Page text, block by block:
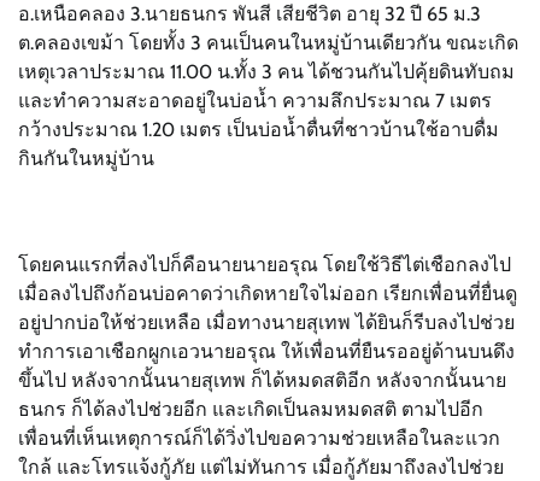
อ.เหนือคลอง 3.นายธนกร พันสี เสียชีวิต อายุ 32 ปี 65 ม.3
ต.คลองเขม้า โดยทั้ง 3 คนเป็นคนในหมู่บ้านเดียวกัน ขณะเกิด
เหตุเวลาประมาณ 11.00 น.ทั้ง 3 คน ได้ชวนกันไปคุ้ยดินทับถม
และทำความสะอาดอยู่ในบ่อน้ำ ความลึกประมาณ 7 เมตร
กว้างประมาณ 1.20 เมตร เป็นบ่อน้ำตื่นที่ชาวบ้านใช้อาบดื่ม
กินกันในหมู่บ้าน
โดยคนแรกที่ลงไปก็คือนายนายอรุณ โดยใช้วิธีไต่เชือกลงไป
เมื่อลงไปถึงก้อนบ่อคาดว่าเกิดหายใจไม่ออก เรียกเพื่อนที่ยื่นดู
อยู่ปากบ่อให้ช่วยเหลือ เมื่อทางนายสุเทพ ได้ยินก็รีบลงไปช่วย
ทำการเอาเชือกผูกเอวนายอรุณ ให้เพื่อนที่ยืนรออยู่ด้านบนดึง
ขึ้นไป หลังจากนั้นนายสุเทพ ก็ได้หมดสติอีก หลังจากนั้นนาย
ธนกร ก็ได้ลงไปช่วยอีก และเกิดเป็นลมหมดสติ ตามไปอีก
เพื่อนที่เห็นเหตุการณ์ก็ได้วิ่งไปขอความช่วยเหลือในละแวก
ใกล้ และโทรแจ้งกู้ภัย แต่ไม่ทันการ เมื่อกู้ภัยมาถึงลงไปช่วย